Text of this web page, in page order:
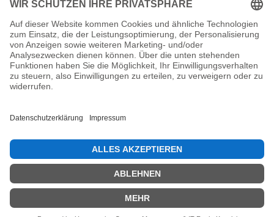
Unsere Prüfsiegel